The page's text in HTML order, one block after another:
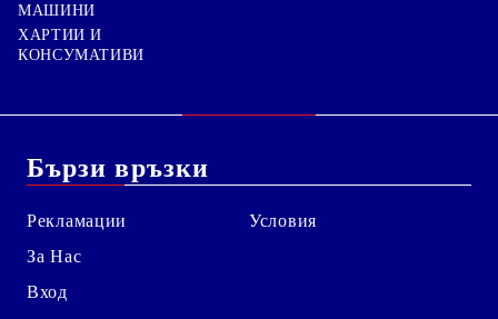
МАШИНИ
ХАРТИИ И
КОНСУМАТИВИ
Бързи връзки
Рекламации
За Нас
Вход
Условия